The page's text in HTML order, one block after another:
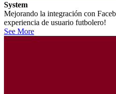
System
Mejorando la integración con
experiencia de usuario futbolero!
See More